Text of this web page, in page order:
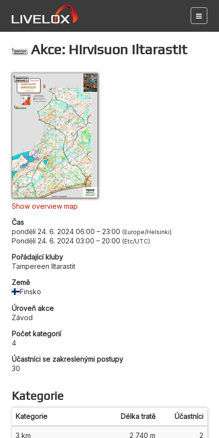
Akce: Hirvisuon Iltarastit
Show overview map
Čas
pondělí 24. 6. 2024 06:00 – 23:00 Europe/Helsinki
Pondělí 24. 6. 2024 03:00 – 20:00 Etc/UTC
Pořádající kluby
Tampereen Iltarastit
Země
Finsko
Úroveň akce
Závod
Počet kategorií
4
Účastníci se zakreslenými postupy
30
Kategorie
Kategorie Délka tratě Účastníci
3 km 2 740 m 2